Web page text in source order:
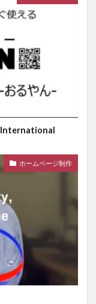
International
ホームページ制作